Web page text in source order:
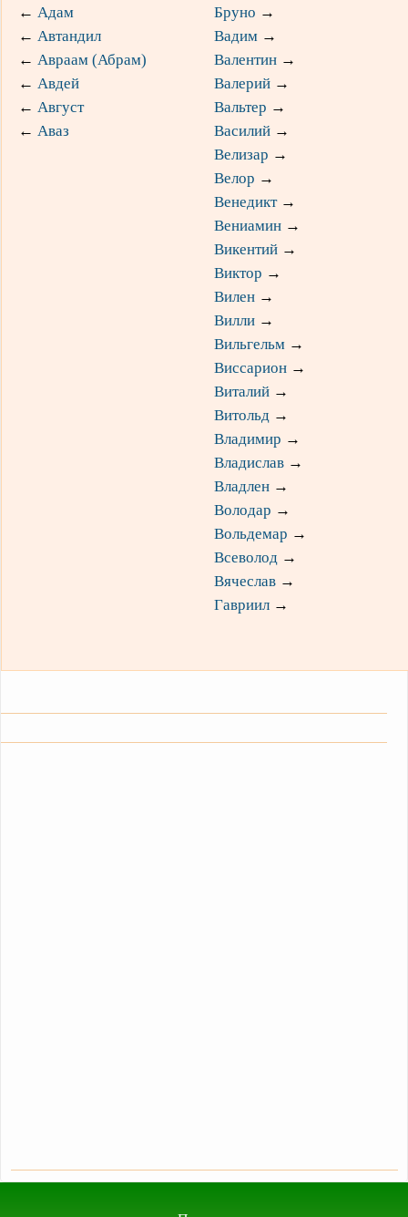
← Адам
← Автандил
← Авраам (Абрам)
← Авдей
← Август
← Аваз
Бруно →
Вадим →
Валентин →
Валерий →
Вальтер →
Василий →
Велизар →
Велор →
Венедикт→
Вениамин →
Викентий →
Виктор →
Вилен →
Вилли →
Вильгельм →
Виссарион →
Виталий →
Витольд →
Владимир →
Владислав →
Владлен →
Володар →
Вольдемар →
Всеволод →
Вячеслав →
Гавриил →